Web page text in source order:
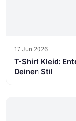
17 Jun 2026
T-Shirt Kleid:
Deinen Stil